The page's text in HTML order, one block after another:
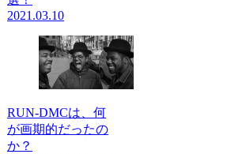
2021.03.10
RUN-DMCは、何
が画期的だったの
か？